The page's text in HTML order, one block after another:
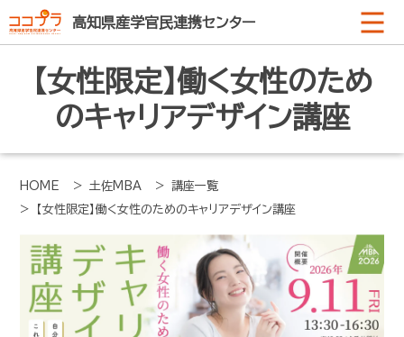
高知県産学官民連携センター
【女性限定】働く女性のため
のキャリアデザイン講座
HOME > 土佐MBA
> 講座一覧
> 【女性限定】働く女性のためのキャリアデザイン講座